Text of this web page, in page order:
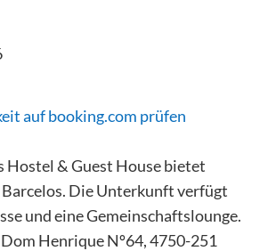
auf booking.com prüfen
Hostel & Guest House bietet
Die Unterkunft verfügt
und eine Gemeinschaftslounge.
Henrique Nº64, 4750-251